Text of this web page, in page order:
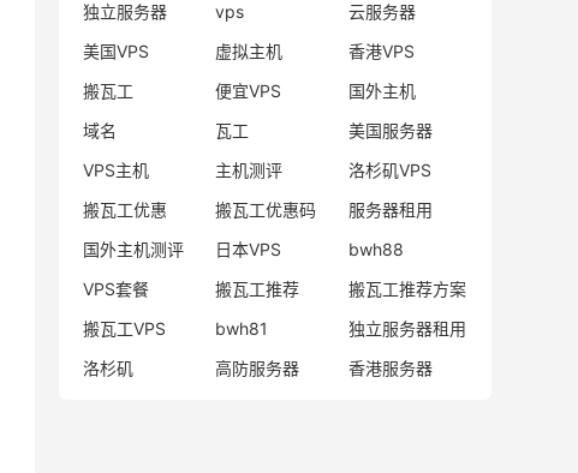
独立服务器 vps
云服务器
美国VPS
虚拟主机
香港VPS
搬瓦工
便宜VPS
国外主机
域名
瓦工
美国服务器
VPS主机
主机测评
洛杉矶VPS
搬瓦工优惠
搬瓦工优惠码
服务器租用
国外主机测评
日本VPS
bwh88
VPS套餐
搬瓦工推荐
搬瓦工推荐方案
搬瓦工VPS
bwh81
独立服务器租用
洛杉矶
高防服务器 香港服务器